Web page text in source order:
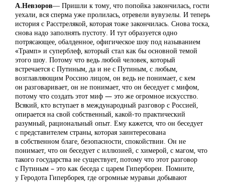
А.Невзоров― Пришли к тому, что попойка закончилась, гости
уехали, вся сперма уже пролилась, отревели вувузелы. И теперь
история с Расстрелякой, которая тоже закончилась. Снова тоска,
снова надо заполнять пустоту. И тут образуется одно
потрясающее, обалденное, офигическое шоу под называнием
«Трамп» и суперблеф, который стал как бы основной темой
этого шоу. Потому что ведь любой человек, который
встречается с Путиным, да и не с Путиным, с любым,
возглавляющим Россию лицом, он ведь не понимает, с кем
он разговаривает, он не понимает, что он беседует с мифом,
потому что создать этот миф — это же огромное искусство.
Всякий, кто вступает в международный разговор с Россией,
опирается на свой собственный, какой-то практический
разумный, рациональный опыт. Ему кажется, что он беседует
с представителем страны, которая заинтересована
в собственном благе, безопасности, спокойствии. Он не
понимает, что он беседует с иллюзией, с химерой, с магом, что
такого государства не существует, потому что этот разговор
с Путиным – это как беседа с царем Гипербореи. Помните,
у Геродота Гиперборея, где огромные муравьи добывают